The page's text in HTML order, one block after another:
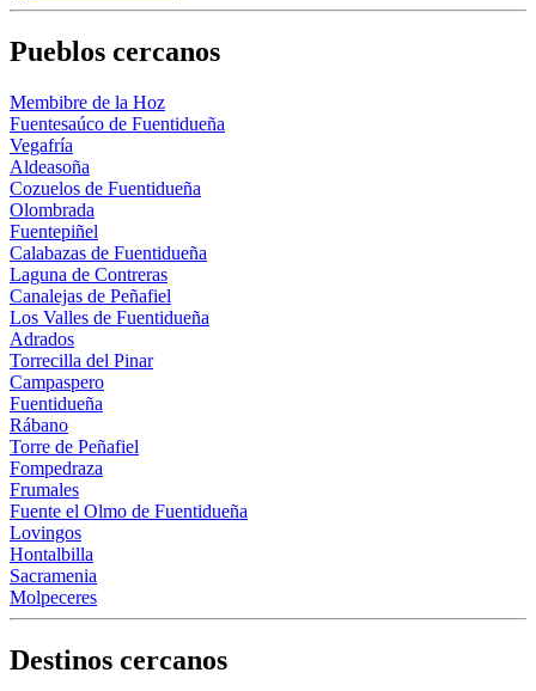
Pueblos cercanos
Membibre de la Hoz
Fuentesaúco de Fuentidueña
Vegafría
Aldeasoña
Cozuelos de Fuentidueña
Olombrada
Fuentepiñel
Calabazas de Fuentidueña
Laguna de Contreras
Canalejas de Peñafiel
Los Valles de Fuentidueña
Adrados
Torrecilla del Pinar
Campaspero
Fuentidueña
Rábano
Torre de Peñafiel
Fompedraza
Frumales
Fuente el Olmo de Fuentidueña
Lovingos
Hontalbilla
Sacramenia
Molpeceres
Destinos cercanos